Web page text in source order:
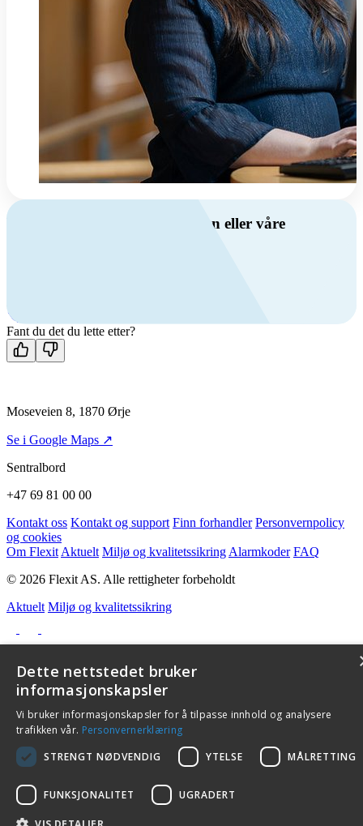
Har du spørsmål om ventilasjon eller våre
Kontakt oss
Fant du det du lette etter?
Moseveien 8, 1870 Ørje
Se i Google Maps ↗
Sentralbord
+47 69 81 00 00
Kontakt oss Kontakt og support Finn forhandler Personvernpolicy
og cookies
Om Flexit Aktuelt Miljø og kvalitetssikring Alarmkoder FAQ
© 2026 Flexit AS. Alle rettigheter forbeholdt
Aktuelt Miljø og kvalitetssikring
Dette nettstedet bruker
informasjonskapsler
Vi bruker informasjonskapsler for å tilpasse innhold og analysere
trafikken vår. Personvernerklæring
STRENGT NØDVENDIG
YTELSE MÅLRETTING
FUNKSJONALITET UGRADERT